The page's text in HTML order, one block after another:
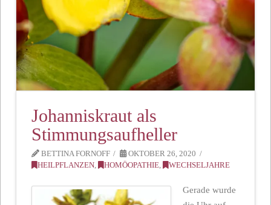
Johanniskraut als
Stimmungsaufheller
BETTINA FORNOFF
OKTOBER 26, 2020
HEILPFLANZEN, HOMÖOPATHIE, WECHSELJAHRE
Gerade wurde